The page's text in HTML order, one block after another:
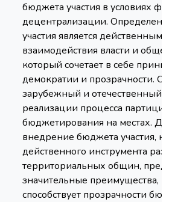
бюджета участия в условиях
децентрализации.
участия является действенным
взаимодействия власти и
который сочетает в себе
демократии и прозрачности.
зарубежный и отечественный
реализации процесса
бюджетирования на местах.
внедрение бюджета участия,
действенного инструмента
территориальных общин,
значительные преимущества, в
способствует прозрачности